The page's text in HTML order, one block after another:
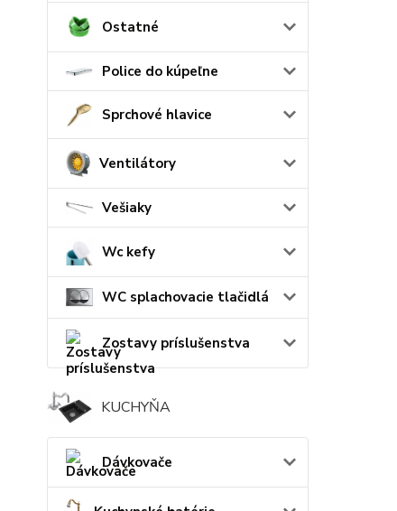
Ostatné
Police do kúpeľne
Sprchové hlavice
Ventilátory
Vešiaky
Wc kefy
WC splachovacie tlačidlá
Zostavy príslušenstva
KUCHYŇA
Dávkovače